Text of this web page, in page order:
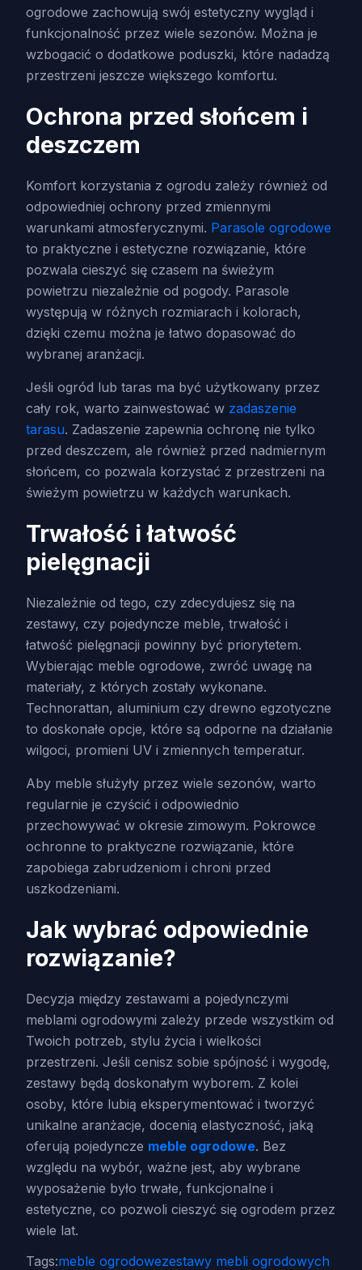
ogrodowe zachowują swój estetyczny wygląd i
funkcjonalność przez wiele sezonów. Można je
wzbogacić o dodatkowe poduszki, które nadadzą
przestrzeni jeszcze większego komfortu.
Ochrona przed słońcem i
deszczem
Komfort korzystania z ogrodu zależy również od
odpowiedniej ochrony przed zmiennymi
warunkami atmosferycznymi. Parasole ogrodowe
to praktyczne i estetyczne rozwiązanie, które
pozwala cieszyć się czasem na świeżym
powietrzu niezależnie od pogody. Parasole
występują w różnych rozmiarach i kolorach,
dzięki czemu można je łatwo dopasować do
wybranej aranżacji.
Jeśli ogród lub taras ma być użytkowany przez
cały rok, warto zainwestować w zadaszenie
tarasu. Zadaszenie zapewnia ochronę nie tylko
przed deszczem, ale również przed nadmiernym
słońcem, co pozwala korzystać z przestrzeni na
świeżym powietrzu w każdych warunkach.
Trwałość i łatwość
pielęgnacji
Niezależnie od tego, czy zdecydujesz się na
zestawy, czy pojedyncze meble, trwałość i
łatwość pielęgnacji powinny być priorytetem.
Wybierając meble ogrodowe, zwróć uwagę na
materiały, z których zostały wykonane.
Technorattan, aluminium czy drewno egzotyczne
to doskonałe opcje, które są odporne na działanie
wilgoci, promieni UV i zmiennych temperatur.
Aby meble służyły przez wiele sezonów, warto
regularnie je czyścić i odpowiednio
przechowywać w okresie zimowym. Pokrowce
ochronne to praktyczne rozwiązanie, które
zapobiega zabrudzeniom i chroni przed
uszkodzeniami.
Jak wybrać odpowiednie
rozwiązanie?
Decyzja między zestawami a pojedynczymi
meblami ogrodowymi zależy przede wszystkim od
Twoich potrzeb, stylu życia i wielkości
przestrzeni. Jeśli cenisz sobie spójność i wygodę,
zestawy będą doskonałym wyborem. Z kolei
osoby, które lubią eksperymentować i tworzyć
unikalne aranżacje, docenią elastyczność, jaką
oferują pojedyncze meble ogrodowe. Bez
względu na wybór, ważne jest, aby wybrane
wyposażenie było trwałe, funkcjonalne i
estetyczne, co pozwoli cieszyć się ogrodem przez
wiele lat.
Tags:meble ogrodowezestawy mebli ogrodowych